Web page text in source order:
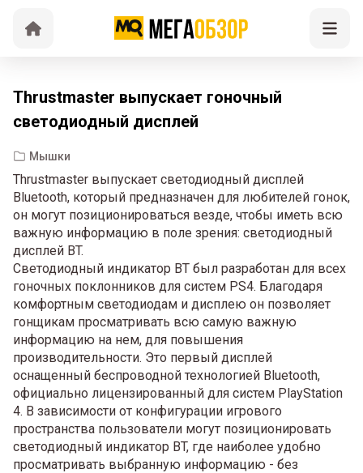
Thrustmaster выпускает гоночный
светодиодный дисплей
Мышки
Thrustmaster выпускает светодиодный дисплей
Bluetooth, который предназначен для любителей гонок,
он могут позиционироваться везде, чтобы иметь всю
важную информацию в поле зрения: светодиодный
дисплей BT.
Светодиодный индикатор BT был разработан для всех
гоночных поклонников для систем PS4. Благодаря
комфортным светодиодам и дисплею он позволяет
гонщикам просматривать всю самую важную
информацию на нем, для повышения
производительности. Это первый дисплей
оснащенный беспроводной технологией Bluetooth,
официально лицензированный для систем PlayStation
4. В зависимости от конфигурации игрового
пространства пользователи могут позиционировать
светодиодный индикатор BT, где наиболее удобно
просматривать выбранную информацию - без